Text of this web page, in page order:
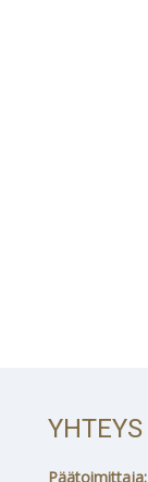
YHTEYS
Päätoimittaja: